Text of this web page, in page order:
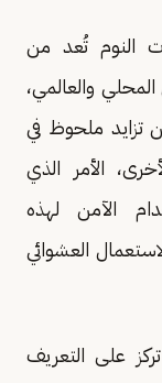
النوم تُعد من
والعالمي،
تزايد ملحوظ في
الأمر الذي
الآمن لهذه
العشوائي
على التعريف